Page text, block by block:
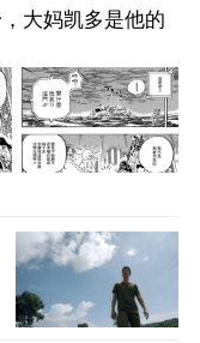
大妈凯多是他的